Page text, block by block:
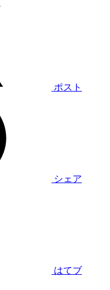
ポスト
シェア
はてブ